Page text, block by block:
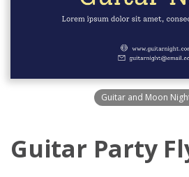
Guitar and Moon
Guitar Party